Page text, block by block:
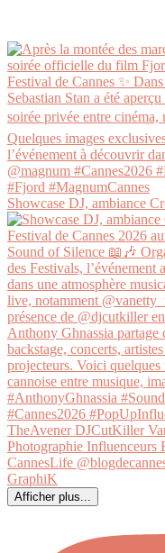
Showcase DJ, ambiance
Afficher plus...